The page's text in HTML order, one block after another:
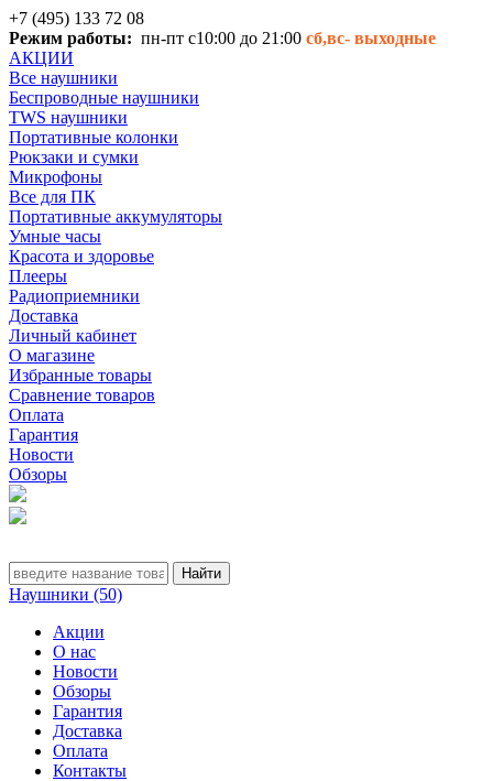
+7 (495) 133 72 08
Режим работы: пн-пт с10:00 до 21:00 сб,вс- выходные
АКЦИИ
Все наушники
Беспроводные наушники
TWS наушники
Портативные колонки
Рюкзаки и сумки
Микрофоны
Все для ПК
Портативные аккумуляторы
Умные часы
Красота и здоровье
Плееры
Радиоприемники
Доставка
Личный кабинет
О магазине
Избранные товары
Сравнение товаров
Оплата
Гарантия
Новости
Обзоры
Наушники (50)
Акции
О нас
Новости
Обзоры
Гарантия
Доставка
Оплата
Контакты